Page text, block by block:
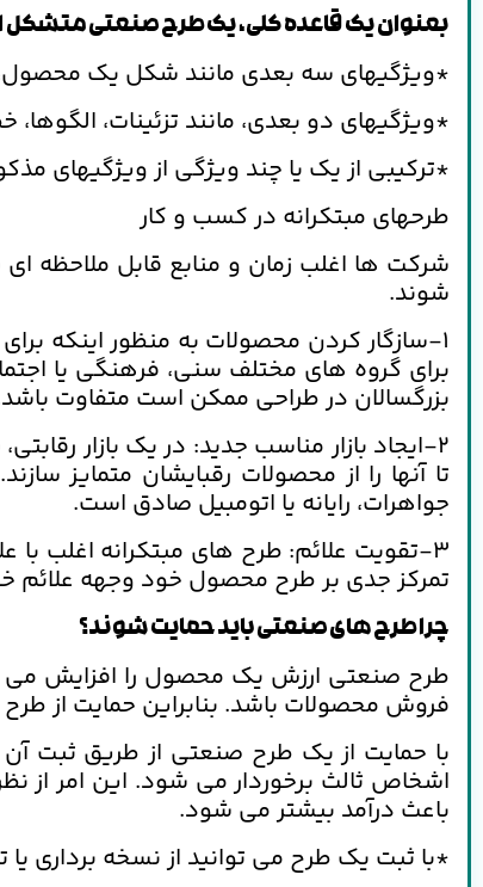
بعنوان یک قاعده کلی، یک طرح صنعتی متشکل
*ویژگیهای سه بعدی مانند شکل یک
*ویژگیهای دو بعدی، مانند تزئینات،
*ترکیبی از یک یا چند ویژگی از ویژگیهای
طرحهای مبتکرانه در کسب و کار
شرکت ها اغلب زمان و منابع قابل ملاحظه
شوند.
1-سازگار کردن محصولات به منظور اینکه
برای گروه های مختلف سنی، فرهنگی یا
بزرگسالان در طراحی ممکن است متفاوت
2-ایجاد بازار مناسب جدید: در یک بازار
تا آنها را از محصولات رقبایشان متمایز
جواهرات، رایانه یا اتومبیل صادق است.
3-تقویت علائم: طرح های مبتکرانه اغلب
تمرکز جدی بر طرح محصول خود وجهه علائم
چرا طرح های صنعتی باید حمایت شوند؟
طرح صنعتی ارزش یک محصول را افزایش
فروش محصولات باشد. بنابراین حمایت از
با حمایت از یک طرح صنعتی از طریق ثبت آن
اشخاص ثالث برخوردار می شود. این امر از
باعث درآمد بیشتر می شود.
*با ثبت یک طرح می توانید از نسخه برداری